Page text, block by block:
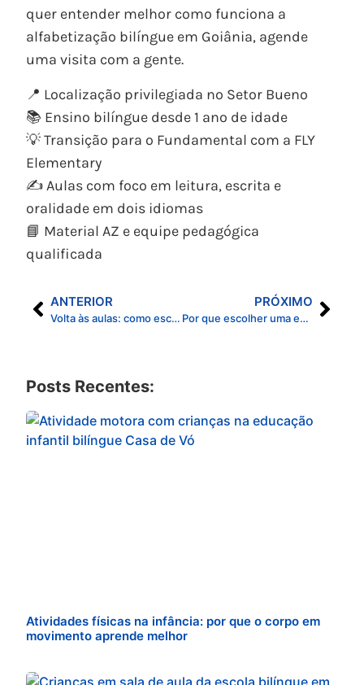
quer entender melhor como funciona a
alfabetização bilíngue em Goiânia, agende
uma visita com a gente.
📍 Localização privilegiada no Setor Bueno
📚 Ensino bilíngue desde 1 ano de idade
💡 Transição para o Fundamental com a FLY
Elementary
✍️ Aulas com foco em leitura, escrita e
oralidade em dois idiomas
📘 Material AZ e equipe pedagógica
qualificada
ANTERIOR
Volta às aulas: como escolher a escola certa em Goiânia para o seu filho.
PRÓXIMO
Por que escolher uma escola no Setor Bueno é uma ótima decisão para sua família
Posts Recentes:
Atividades físicas na infância: por que o corpo em
movimento aprende melhor